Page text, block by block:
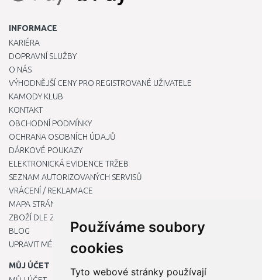
Používáme soubory
cookies
Tyto webové stránky používají
INFORMACE
KARIÉRA
DOPRAVNÍ SLUŽBY
O NÁS
VÝHODNĚJŠÍ CENY PRO REGISTROVANÉ UŽIVATELE
KAMODY KLUB
KONTAKT
OBCHODNÍ PODMÍNKY
OCHRANA OSOBNÍCH ÚDAJŮ
DÁRKOVÉ POUKAZY
ELEKTRONICKÁ EVIDENCE TRŽEB
SEZNAM AUTORIZOVANÝCH SERVISŮ
VRÁCENÍ / REKLAMACE
MAPA STRÁNKY
ZBOŽÍ DLE ZNAČEK
BLOG
UPRAVIT MÉ PŘEDVOLBY COOKIES
MŮJ ÚČET